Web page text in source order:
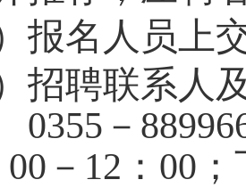
报名人员上
招聘联系人
－
－12：00